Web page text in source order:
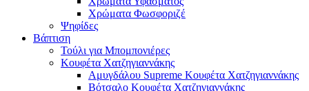
Χρώματα Φωσφοριζέ
Ψηφίδες
Βάπτιση
Τούλι για Μπομπονιέρες
Κουφέτα Χατζηγιαννάκης
Αμυγδάλου Supreme Κουφέτα Χατζηγιαννάκης
Βότσαλο Κουφέτα Χατζηγιαννάκης